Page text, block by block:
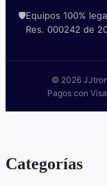
🛡️Equipos 100%
Res. 000242 de
© 2026
Pagos con
Categorías